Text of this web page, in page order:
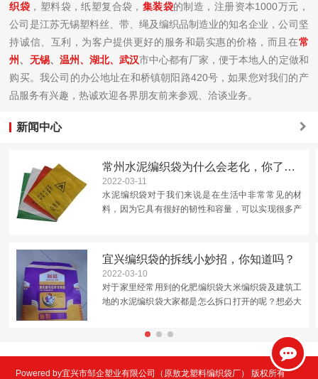
织袋 ，塑料袋，纸塑复合袋， 集装袋的制造，注册资本1000万元，
公司是江苏无锡塑料丝、带、绳及编织品制造业的知名企业，公司坚
持诚信、互利，为客户提供更好的服务和朂实惠的价格，而且在常
州、 无锡、 温州、湖北、 武汉市中心都有厂家，便于本地人的定做和
购买。我公司的办公地址在和桥镇朝阳路420号，如果您对我们的产
品服务有兴趣，热诚欢迎各界朋友前来参观、洽谈业务。
新闻中心
常州水泥编织袋为什么会老化，你了解吗？
2022-03-11
水泥编织袋对于我们来说是在生活中非常常见的材
料，因为它具有很好的韧性和容量，可以实现很多产
中存在碳原子，是容...
宜兴编织袋的拆线小妙招，你知道吗？
2022-03-10
对于家里经常用到的化肥编织袋大米编织袋及建筑工
地的水泥编织袋大家都是怎么拆口打开的呢？想必大
的优点就是简单快捷但是后面再用时候就未免有些不
Powered by宜兴市邹企塑业有限公司（原敖龙塑料编织袋厂） 版权所有